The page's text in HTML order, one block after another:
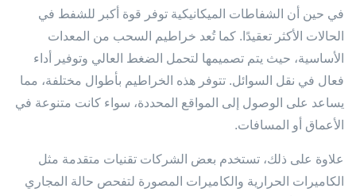
في حين أن الشفاطات الميكانيكية توفر قوة أكبر للشفط في
الحالات الأكثر تعقيدًا. كما تُعد خراطيم السحب من المعدات
الأساسية، حيث يتم تصميمها لتحمل الضغط العالي وتوفير أداء
فعال في نقل السوائل. تتوفر هذه الخراطيم بأطوال مختلفة، مما
يساعد على الوصول إلى المواقع المحددة، سواء كانت متنوعة في
الأعماق أو المسافات.
علاوة على ذلك، تستخدم بعض الشركات تقنيات متقدمة مثل
الكاميرات الحرارية والكاميرات المصورة لتفحص حالة المجاري